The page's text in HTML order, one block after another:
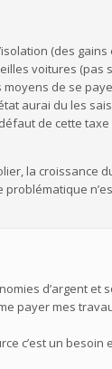
(des
voitures
de se
aurai du les
de cette
la croissance
d’argent et
payer mes
c’est un